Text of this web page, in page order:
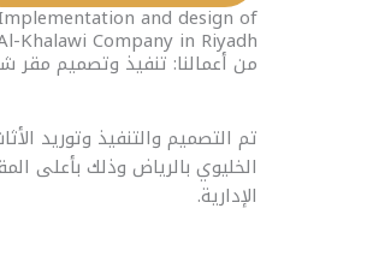
and design of
Khalawi Company in Riyadh.
من أعمالنا: تنفيذ وتصميم مقر
تم التصميم والتنفيذ وتوريد
الخليوي بالرياض وذلك بأعلى
الإدارية.